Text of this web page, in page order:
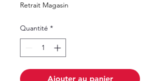
Retrait Magasin
Quantité *
Ajouter au panier